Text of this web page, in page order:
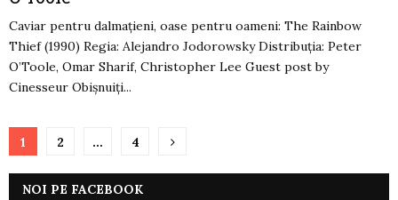
Caviar pentru dalmaţieni, oase pentru oameni: The Rainbow
Thief (1990) Regia: Alejandro Jodorowsky Distribuția: Peter
O’Toole, Omar Sharif, Christopher Lee Guest post by
Cinesseur Obişnuiţi...
Paginație
articole
1 2 … 4
NOI PE FACEBOOK